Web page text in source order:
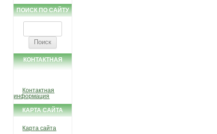
ПОИСК ПО САЙТУ
КОНТАКТНАЯ
Контактная
информация
КАРТА САЙТА
Карта сайта